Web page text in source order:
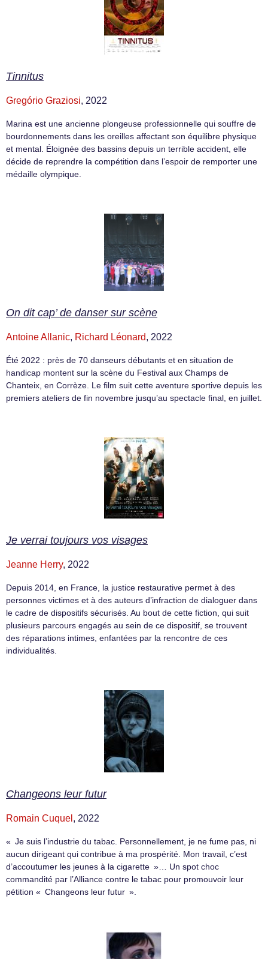
Tinnitus
Gregório Graziosi, 2022
Marina est une ancienne plongeuse professionnelle qui souffre de
bourdonnements dans les oreilles affectant son équilibre physique
et mental. Éloignée des bassins depuis un terrible accident, elle
décide de reprendre la compétition dans l’espoir de remporter une
médaille olympique.
On dit cap’ de danser sur scène
Antoine Allanic, Richard Léonard, 2022
Été 2022 : près de 70 danseurs débutants et en situation de
handicap montent sur la scène du Festival aux Champs de
Chanteix, en Corrèze. Le film suit cette aventure sportive depuis les
premiers ateliers de fin novembre jusqu’au spectacle final, en juillet.
Je verrai toujours vos visages
Jeanne Herry, 2022
Depuis 2014, en France, la justice restaurative permet à des
personnes victimes et à des auteurs d’infraction de dialoguer dans
le cadre de dispositifs sécurisés. Au bout de cette fiction, qui suit
plusieurs parcours engagés au sein de ce dispositif, se trouvent
des réparations intimes, enfantées par la rencontre de ces
individualités.
Changeons leur futur
Romain Cuquel , 2022
« Je suis l’industrie du tabac. Personnellement, je ne fume pas, ni
aucun dirigeant qui contribue à ma prospérité. Mon travail, c’est
d’accoutumer les jeunes à la cigarette »… Un spot choc
commandité par l’Alliance contre le tabac pour promouvoir leur
pétition « Changeons leur futur ».